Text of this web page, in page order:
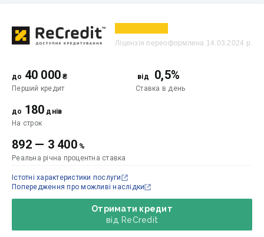
Ліцензія переоформлена 14.03.2024 р.
до 40 000 ₴
Перший кредит
від 0,5%
Ставка в день
до 180 днів
На строк
892— 3 400 %
Реальна річна процентна ставка
Отримати кредит
від ReCredit
Істотні характеристики послуги
Попередження про можливі наслідки